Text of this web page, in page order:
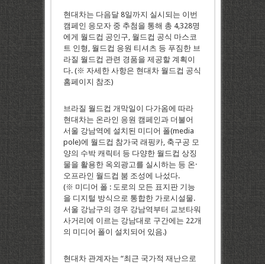
현대차는 다음달 8일까지 실시되는 이번
캠페인 응모자 중 추첨을 통해 총 4,328명
에게 월드컵 공인구, 월드컵 공식 마스코
트 인형, 월드컵 응원 티셔츠 등 푸짐한 브
라질 월드컵 관련 경품을 제공할 계획이
다. (※ 자세한 사항은 현대차 월드컵 공식
홈페이지 참조)
브라질 월드컵 개막일이 다가옴에 따라
현대차는 온라인 응원 캠페인과 더불어
서울 강남역에 설치된 미디어 폴(media
pole)에 월드컵 참가국 래핑카, 축구공 모
양의 수박 캐릭터 등 다양한 월드컵 상징
물을 활용한 옥외광고를 실시하는 등 온·
오프라인 월드컵 붐 조성에 나섰다.
(※ 미디어 폴 : 도로의 모든 표지판 기능
을 디지털 방식으로 통합한 가로시설물.
서울 강남구의 경우 강남역부터 교보타워
사거리에 이르는 강남대로 구간에는 22개
의 미디어 폴이 설치되어 있음.)
현대차 관계자는 “최근 국가적 재난으로